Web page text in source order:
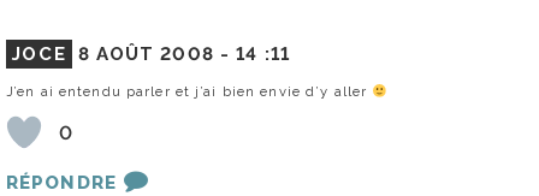
JOCE 8 AOÛT 2008 -14 :11
J’en ai entendu parler et j’ai bien envie d’y aller
0
RÉPONDRE